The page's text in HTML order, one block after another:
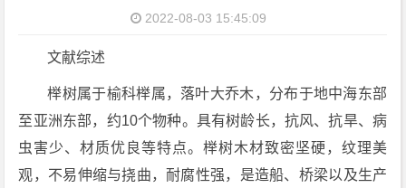
2022-08-03 15:45:09
文献综述
榉树属于榆科榉属，落叶大乔木，分布于地中海东部
至亚洲东部，约10个物种。具有树龄长，抗风、抗旱、病
虫害少、材质优良等特点。榉树木材致密坚硬，纹理美
观，不易伸缩与挠曲，耐腐性强，是造船、桥梁以及生产